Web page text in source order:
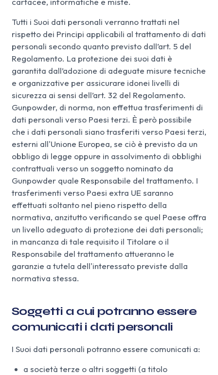
Tutti i Suoi dati personali verranno trattati nel
rispetto dei Principi applicabili al trattamento di dati
personali secondo quanto previsto dall’art. 5 del
Regolamento. La protezione dei suoi dati è
garantita dall’adozione di adeguate misure tecniche
e organizzative per assicurare idonei livelli di
sicurezza ai sensi dell’art. 32 del Regolamento.
Gunpowder, di norma, non effettua trasferimenti di
dati personali verso Paesi terzi. È però possibile
che i dati personali siano trasferiti verso Paesi terzi,
esterni all'Unione Europea, se ciò è previsto da un
obbligo di legge oppure in assolvimento di obblighi
contrattuali verso un soggetto nominato da
Gunpowder quale Responsabile del trattamento. I
trasferimenti verso Paesi extra UE saranno
effettuati soltanto nel pieno rispetto della
normativa, anzitutto verificando se quel Paese offra
un livello adeguato di protezione dei dati personali;
in mancanza di tale requisito il Titolare o il
Responsabile del trattamento attueranno le
garanzie a tutela dell'interessato previste dalla
normativa stessa.
Soggetti a cui potranno essere
comunicati i dati personali
I Suoi dati personali potranno essere comunicati a:
a società terze o altri soggetti (a titolo